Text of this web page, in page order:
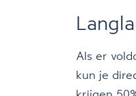
Als er
kun je